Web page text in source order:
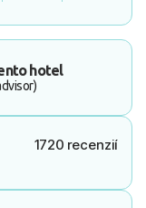
hotel
1720 recenzií